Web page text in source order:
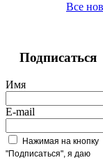
Все
Подписаться
Имя
E-mail
Нажимая на кнопку
"Подписаться", я даю